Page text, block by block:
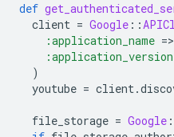
def
client = Google ::
:application_name =>
:application_version
)
youtube = client.
file_storage = Google